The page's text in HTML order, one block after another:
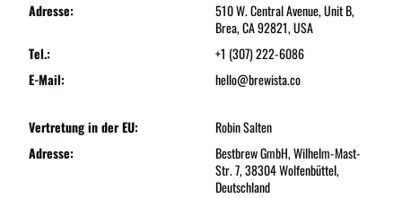
Adresse:
510 W. Central Avenue, Unit B,
Brea, CA 92821, USA
Tel.:
+1 (307) 222-6086
E-Mail:
hello@brewista.co
Vertretung in der EU:
Robin Salten
Adresse:
Bestbrew GmbH, Wilhelm-Mast-
Str. 7, 38304 Wolfenbüttel,
Deutschland